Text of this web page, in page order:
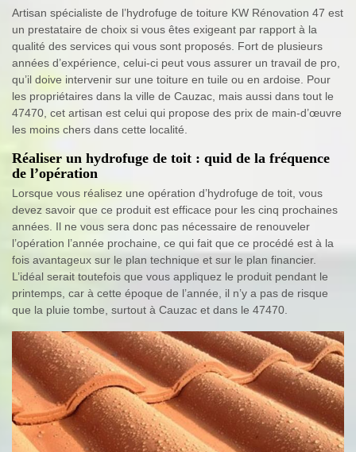
Artisan spécialiste de l’hydrofuge de toiture KW Rénovation 47 est
un prestataire de choix si vous êtes exigeant par rapport à la
qualité des services qui vous sont proposés. Fort de plusieurs
années d’expérience, celui-ci peut vous assurer un travail de pro,
qu’il doive intervenir sur une toiture en tuile ou en ardoise. Pour
les propriétaires dans la ville de Cauzac, mais aussi dans tout le
47470, cet artisan est celui qui propose des prix de main-d’œuvre
les moins chers dans cette localité.
Réaliser un hydrofuge de toit : quid de la fréquence
de l’opération
Lorsque vous réalisez une opération d’hydrofuge de toit, vous
devez savoir que ce produit est efficace pour les cinq prochaines
années. Il ne vous sera donc pas nécessaire de renouveler
l’opération l’année prochaine, ce qui fait que ce procédé est à la
fois avantageux sur le plan technique et sur le plan financier.
L’idéal serait toutefois que vous appliquez le produit pendant le
printemps, car à cette époque de l’année, il n’y a pas de risque
que la pluie tombe, surtout à Cauzac et dans le 47470.